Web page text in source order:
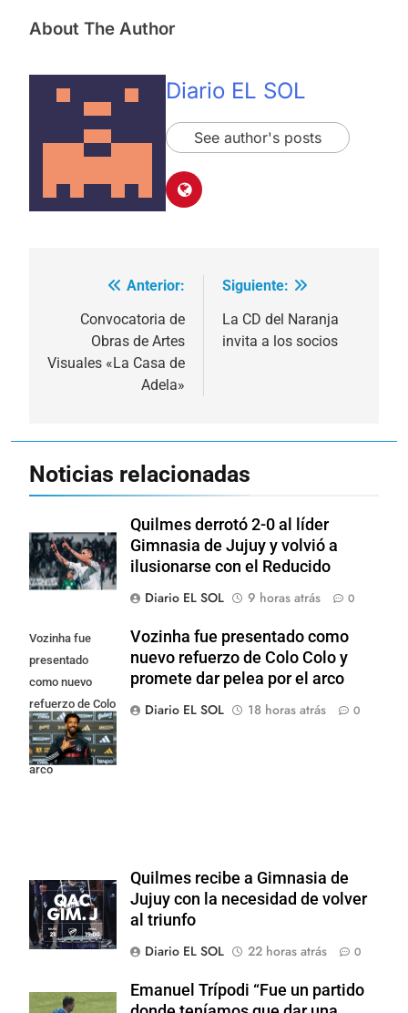
About The Author
Diario EL SOL
See author's posts
Navegación
entradas
Anterior:
Convocatoria de
Obras de Artes
Visuales «La Casa de
Adela»
Siguiente:
La CD del Naranja
invita a los socios
Noticias relacionadas
Quilmes derrotó 2-0 al líder
Gimnasia de Jujuy y volvió a
ilusionarse con el Reducido
Diario EL SOL
9 horas atrás 0
Vozinha fue
presentado
como nuevo
refuerzo de Colo
Colo y promete
dar pelea por el
arco
Vozinha fue presentado como
nuevo refuerzo de Colo Colo y
promete dar pelea por el arco
Diario EL SOL
18 horas atrás 0
Quilmes recibe a Gimnasia de
Jujuy con la necesidad de volver
al triunfo
Diario EL SOL
22 horas atrás 0
Emanuel Trípodi “Fue un partido